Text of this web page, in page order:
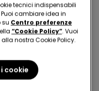
tecnici indispensabili
cambiare idea in
Centro preferenze
“Cookie Policy”. Vuoi
nostra Cookie Policy.
cookie